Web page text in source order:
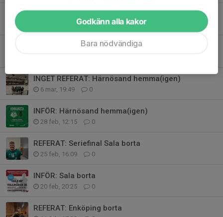
0
INFÖR: Strands borta
INGET REFERAT: Härnösand hemma(igen)
6 mar, 19:49 0
INFÖR: Härnösand hemma(igen)
28 feb, 12:15 0
REFERAT: Seriefinal Sala borta
25 feb, 16:09 0
INFÖR: Sala borta
20 feb, 20:25 0
REFERAT: Enköping borta
Godkänn alla kakor
Bara nödvändiga